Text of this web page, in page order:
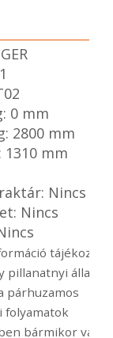
0 mm
2800 mm
1310 mm
Nincs
Nincs
pillanatnyi
párhuzamos
bármikor